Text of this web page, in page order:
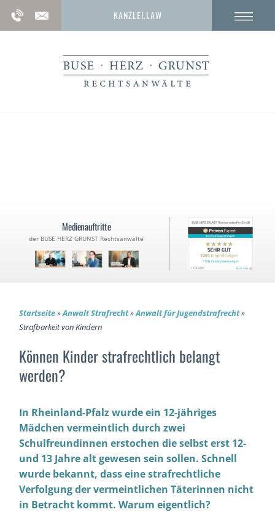
KANZLEI.LAW
Medienauftritte
der BUSE HERZ GRUNST Rechtsanwälte
Startseite»Anwalt Strafrecht»Anwalt für Jugendstrafrecht»
Strafbarkeit von Kindern
Können Kinder strafrechtlich belangt
werden?
In Rheinland-Pfalz wurde ein 12-jähriges
Mädchen vermeintlich durch zwei
Schulfreundinnen erstochen die selbst erst 12-
und 13 Jahre alt gewesen sein sollen. Schnell
wurde bekannt, dass eine strafrechtliche
Verfolgung der vermeintlichen Täterinnen nicht
in Betracht kommt. Warum eigentlich?